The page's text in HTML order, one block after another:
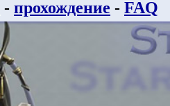
- прохождение - FAQ